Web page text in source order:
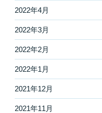
2022年4月
2022年3月
2022年2月
2022年1月
2021年12月
2021年11月